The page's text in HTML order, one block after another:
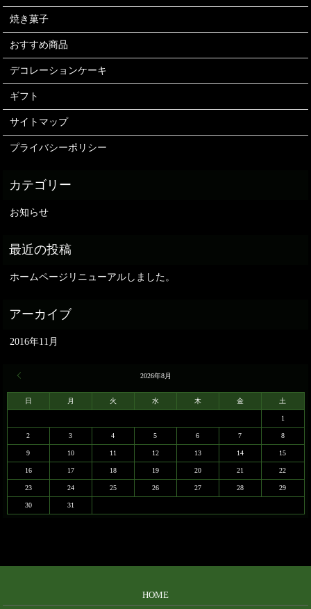
焼き菓子
おすすめ商品
デコレーションケーキ
ギフト
サイトマップ
プライバシーポリシー
お知らせ
ホームページリニューアルしました。
2016年11月
2026年8月
日 月 火 水 木 金 土
1
2 3 4 5 6 7 8
9 10 11 12 13 14 15
16 17 18 19 20 21 22
23 24 25 26 27 28 29
30 31
HOME